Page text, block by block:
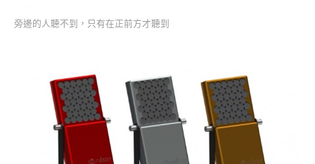
旁邊的人聽不到，只有在正前方才聽到